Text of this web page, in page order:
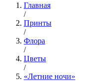
Главная
/
Принты
/
Флора
/
Цветы
/
«Летние ночи»